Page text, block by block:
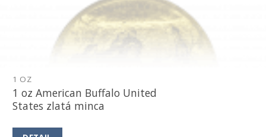
1 OZ
1 oz American Buffalo United
States zlatá minca